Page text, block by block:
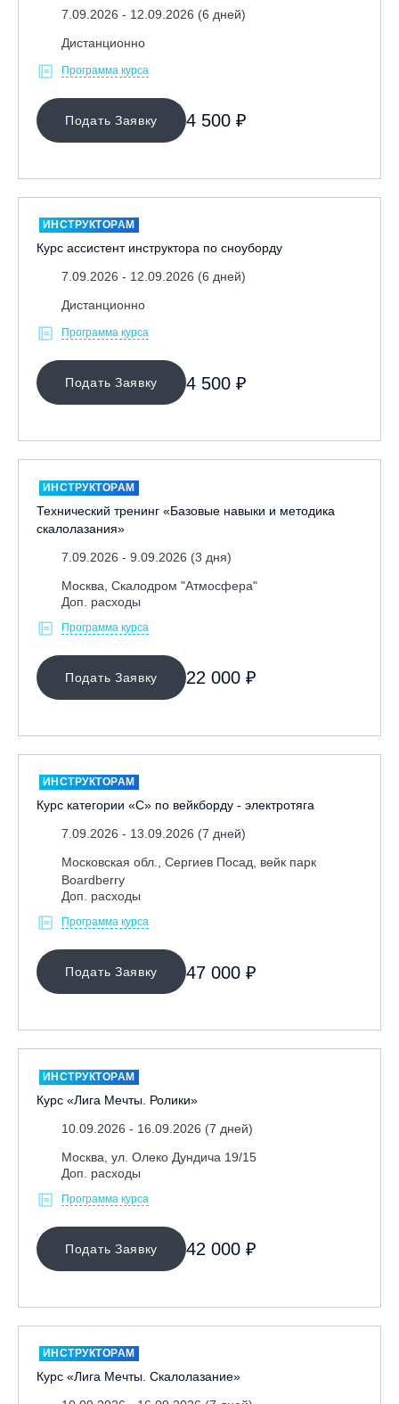
7.09.2026 - 12.09.2026 (6 дней)
Дистанционно
Программа курса
Подать Заявку 4 500 ₽
ИНСТРУКТОРАМ
Курс ассистент инструктора по сноуборду
7.09.2026 - 12.09.2026 (6 дней)
Дистанционно
Программа курса
Подать Заявку 4 500 ₽
ИНСТРУКТОРАМ
Технический тренинг «Базовые навыки и методика
скалолазания»
7.09.2026 - 9.09.2026 (3 дня)
Москва, Скалодром "Атмосфера"
Доп. расходы
Программа курса
Подать Заявку 22 000 ₽
ИНСТРУКТОРАМ
Курс категории «С» по вейкборду - электротяга
7.09.2026 - 13.09.2026 (7 дней)
Московская обл., Сергиев Посад, вейк парк
Boardberry
Доп. расходы
Программа курса
Подать Заявку 47 000 ₽
ИНСТРУКТОРАМ
Курс «Лига Мечты. Ролики»
10.09.2026 - 16.09.2026 (7 дней)
Москва, ул. Олеко Дундича 19/15
Доп. расходы
Программа курса
Подать Заявку 42 000 ₽
ИНСТРУКТОРАМ
Курс «Лига Мечты. Скалолазание»